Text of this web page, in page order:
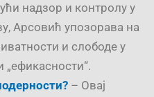
надзор и контролу у
Арсовић упозорава на
и слободе у
„ефикасности“.
– Овај